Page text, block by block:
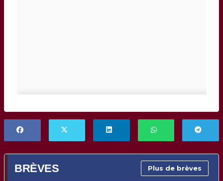
BRÈVES Plus de brèves